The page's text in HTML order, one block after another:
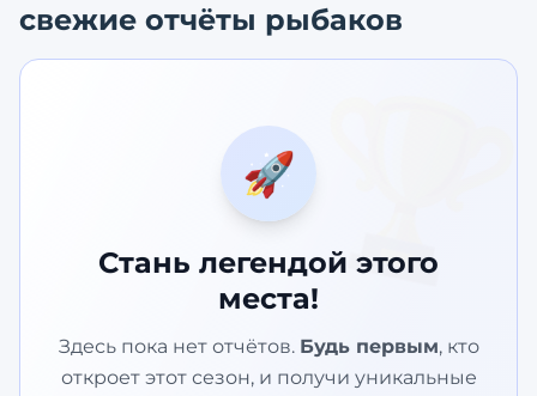
свежие отчёты рыбаков
🏆
🚀
Стань легендой этого
места!
Здесь пока нет отчётов. Будь первым, кто
откроет этот сезон, и получи уникальные